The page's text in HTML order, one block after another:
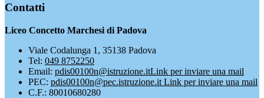
Contatti
Liceo Concetto Marchesi di Padova
Viale Codalunga 1, 35138 Padova
Tel: 049 8752250
Email: pdis00100n@istruzione.itLink per inviare una mail
PEC: pdis00100n@pec.istruzione.it Link per inviare una mail
C.F.: 80010680280